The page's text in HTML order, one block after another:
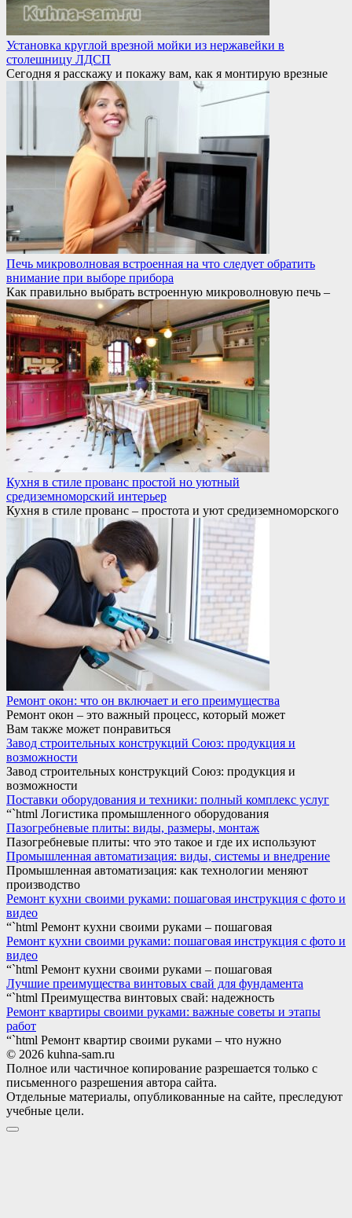
Установка круглой врезной мойки из нержавейки в
столешницу ЛДСП
Сегодня я расскажу и покажу вам, как я монтирую врезные
Печь микроволновая встроенная на что следует обратить
внимание при выборе прибора
Как правильно выбрать встроенную микроволновую печь –
Кухня в стиле прованс простой но уютный
средиземноморский интерьер
Кухня в стиле прованс – простота и уют средиземноморского
Ремонт окон: что он включает и его преимущества
Ремонт окон – это важный процесс, который может
Вам также может понравиться
Завод строительных конструкций Союз: продукция и
возможности
Завод строительных конструкций Союз: продукция и
возможности
Поставки оборудования и техники: полный комплекс услуг
“`html Логистика промышленного оборудования
Пазогребневые плиты: виды, размеры, монтаж
Пазогребневые плиты: что это такое и где их используют
Промышленная автоматизация: виды, системы и внедрение
Промышленная автоматизация: как технологии меняют
производство
Ремонт кухни своими руками: пошаговая инструкция с фото и
видео
“`html Ремонт кухни своими руками – пошаговая
Ремонт кухни своими руками: пошаговая инструкция с фото и
видео
“`html Ремонт кухни своими руками – пошаговая
Лучшие преимущества винтовых свай для фундамента
“`html Преимущества винтовых свай: надежность
Ремонт квартиры своими руками: важные советы и этапы
работ
“`html Ремонт квартир своими руками – что нужно
© 2026 kuhna-sam.ru
Полное или частичное копирование разрешается только с
письменного разрешения автора сайта.
Отдельные материалы, опубликованные на сайте, преследуют
учебные цели.